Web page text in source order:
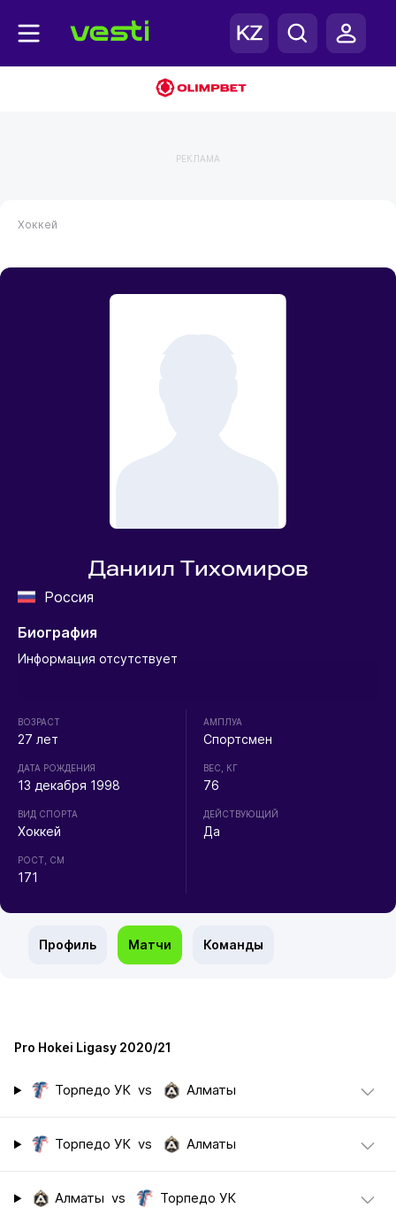
РЕКЛАМА
Хоккей
Даниил Тихомиров
Россия
Биография
Информация отсутствует
ВОЗРАСТ
27 лет
ДАТА РОЖДЕНИЯ
13 декабря 1998
ВИД СПОРТА
Хоккей
РОСТ, СМ
171
АМПЛУА
Спортсмен
ВЕС, КГ
76
ДЕЙСТВУЮЩИЙ
Да
Профиль Матчи Команды
Pro Hokei Ligasy 2020/21
Торпедо УК vs Алматы
Торпедо УК vs Алматы
Алматы vs Торпедо УК